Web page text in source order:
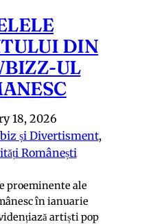
DIN
UL
18, 2026
și Divertisment ,
Românești
proeminente ale
în ianuarie
artiști pop